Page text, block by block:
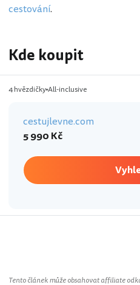
cestování.
Kde koupit
4 hvězdičkyAll-inclusive
cestujlevne.com
5 990 Kč
Tento článek může obsahovat affiliate